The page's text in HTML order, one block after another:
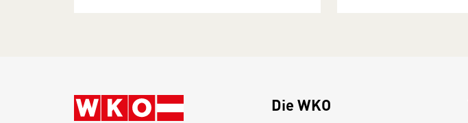
Die WKO